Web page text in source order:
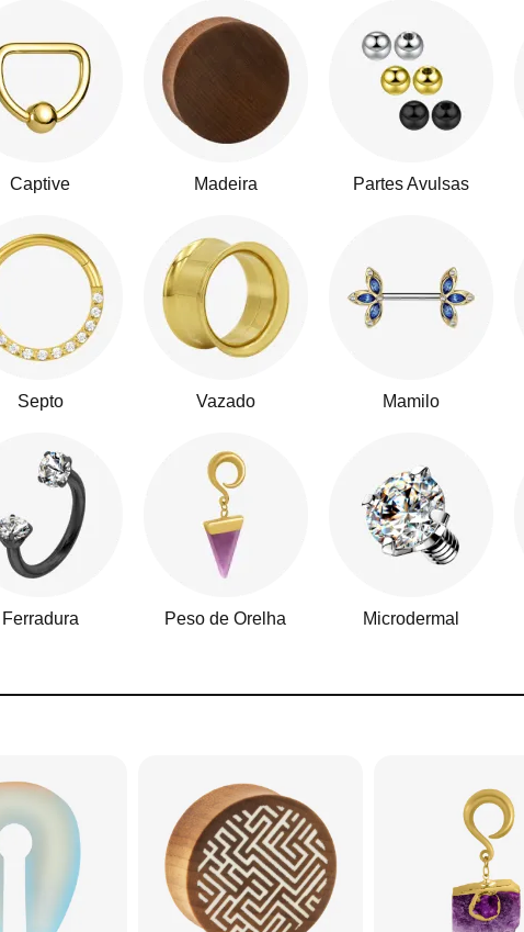
Captive Madeira Partes Avulsas
Septo Vazado Mamilo
Ferradura Peso de Orelha Microdermal